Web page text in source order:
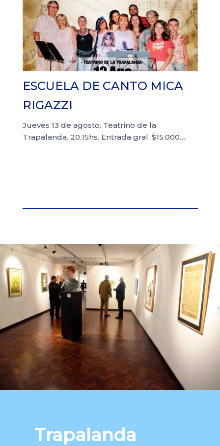
ESCUELA DE CANTO MICA
RIGAZZI
Jueves 13 de agosto. Teatrino de la
Trapalanda. 20.15hs. Entrada gral. $15.000…
Trapalanda